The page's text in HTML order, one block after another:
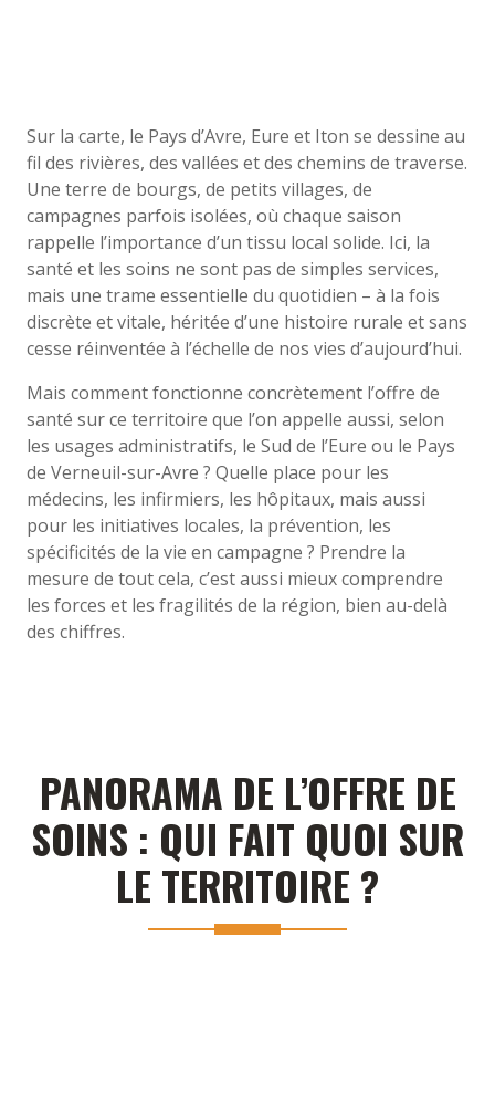
Sur la carte, le Pays d’Avre, Eure et Iton se dessine au
fil des rivières, des vallées et des chemins de traverse.
Une terre de bourgs, de petits villages, de
campagnes parfois isolées, où chaque saison
rappelle l’importance d’un tissu local solide. Ici, la
santé et les soins ne sont pas de simples services,
mais une trame essentielle du quotidien – à la fois
discrète et vitale, héritée d’une histoire rurale et sans
cesse réinventée à l’échelle de nos vies d’aujourd’hui.
Mais comment fonctionne concrètement l’offre de
santé sur ce territoire que l’on appelle aussi, selon
les usages administratifs, le Sud de l’Eure ou le Pays
de Verneuil-sur-Avre ? Quelle place pour les
médecins, les infirmiers, les hôpitaux, mais aussi
pour les initiatives locales, la prévention, les
spécificités de la vie en campagne ? Prendre la
mesure de tout cela, c’est aussi mieux comprendre
les forces et les fragilités de la région, bien au-delà
des chiffres.
PANORAMA DE L’OFFRE DE
SOINS : QUI FAIT QUOI SUR
LE TERRITOIRE ?